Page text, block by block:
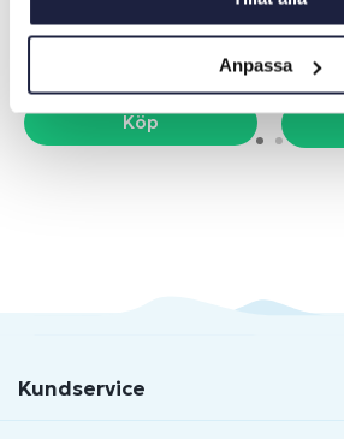
Anpassa
Köp
Kundservice